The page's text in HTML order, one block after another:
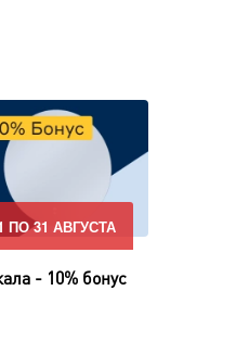
ПО 31 АВГУСТА
- 10% бонус